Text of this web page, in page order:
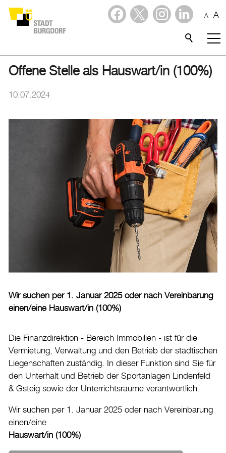
A A
Stadtporträt
Verwaltung & Politik
Wirtschaft
Amtliche Publikationen
Medienmitteilungen
Baupublikationen
Veranstaltungskalender
Drucken
Offene Stelle als Hauswart/in (100%)
10.07.2024
Wir suchen per 1. Januar 2025 oder nach Vereinbarung
einen/eine Hauswart/in (100%)
Die Finanzdirektion - Bereich Immobilien - ist für die
Vermietung, Verwaltung und den Betrieb der städtischen
Liegenschaften zuständig. In dieser Funktion sind Sie für
den Unterhalt und Betrieb der Sportanlagen Lindenfeld
& Gsteig sowie der Unterrichtsräume verantwortlich.
Wir suchen per 1. Januar 2025 oder nach Vereinbarung
einen/eine
Hauswart/in (100%)